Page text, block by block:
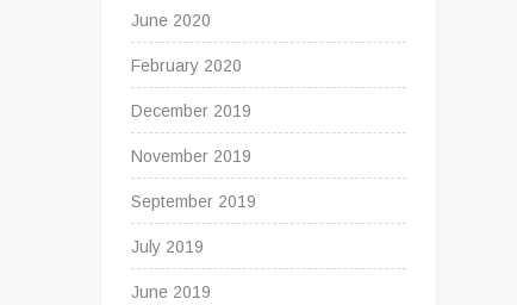
June 2020
February 2020
December 2019
November 2019
September 2019
July 2019
June 2019